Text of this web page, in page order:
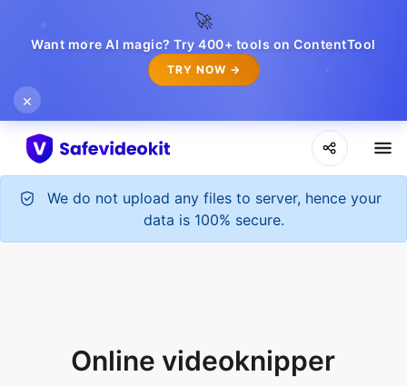
🚀
Want more AI magic? Try 400+ tools on ContentTool
TRY NOW →
×